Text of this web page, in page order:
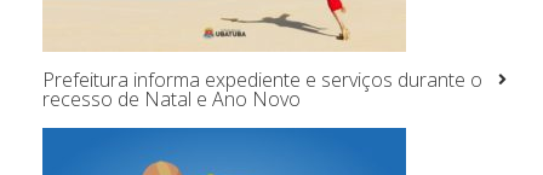
Prefeitura informa expediente e serviços durante o
recesso de Natal e Ano Novo